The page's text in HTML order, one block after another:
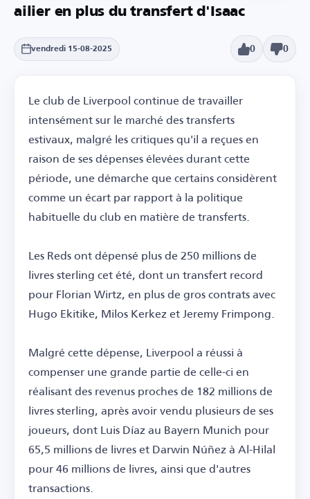
ailier en plus du transfert d'Isaac
vendredi 15-08-2025 0 0
Le club de Liverpool continue de travailler
intensément sur le marché des transferts
estivaux, malgré les critiques qu'il a reçues en
raison de ses dépenses élevées durant cette
période, une démarche que certains considèrent
comme un écart par rapport à la politique
habituelle du club en matière de transferts.
Les Reds ont dépensé plus de 250 millions de
livres sterling cet été, dont un transfert record
pour Florian Wirtz, en plus de gros contrats avec
Hugo Ekitike, Milos Kerkez et Jeremy Frimpong.
Malgré cette dépense, Liverpool a réussi à
compenser une grande partie de celle-ci en
réalisant des revenus proches de 182 millions de
livres sterling, après avoir vendu plusieurs de ses
joueurs, dont Luis Díaz au Bayern Munich pour
65,5 millions de livres et Darwin Núñez à Al-Hilal
pour 46 millions de livres, ainsi que d'autres
transactions.